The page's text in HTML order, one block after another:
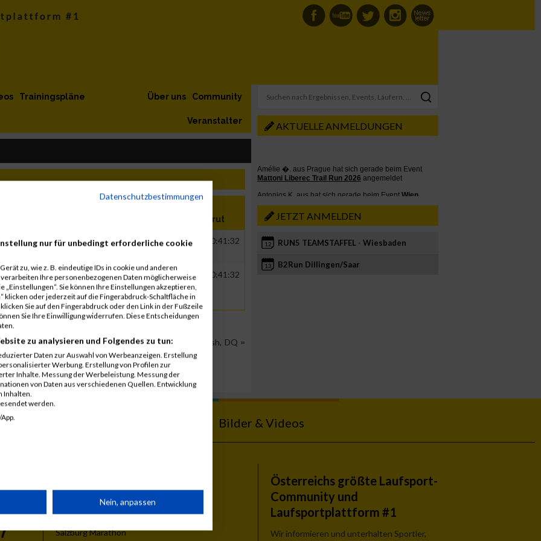
Trainingspläne Community
Über uns
Veranstalter
Brut
Richter + Frenzel Rheinland-Pfalz-
00:41:32 00:41:32
Richter + Frenzel Rheinland-Pfalz-
Saar GmbH
00:41:32 00:41:32
Position, DNS = Did not start, DNF = Did not finish, DQ =
AKTUELLE ANMELDUNGEN
JETZT ANMELDEN
12 RUN5 TEAMSTAFFEL - Wiesbaden
13 B2Run Dillingen/Saar
Bilder & Videos
Vienna City Marathon
Salzburg Marathon
Österreichs größte Laufsport-
Community und
Laufsportplattform #1
Wir informieren und unterhalten Sportler,
Datenschutzbestimmungen
nur für unbedingt erforderliche cookie
zu, wie z. B. eindeutige IDs in cookie und anderen
Ihre personenbezogenen Daten möglicherweise
Sie können Ihre Einstellungen akzeptieren,
klicken oder jederzeit auf die Fingerabdruck-Schaltfläche in
Sie auf den Fingerabdruck oder den Link in der Fußzeile
Sie Ihre Einwilligung widerrufen. Diese Entscheidungen
zu analysieren und Folgendes zu tun:
Daten zur Auswahl von Werbeanzeigen. Erstellung
Werbung. Erstellung von Profilen zur
Inhalte. Messung der Werbeleistung. Messung der
von Daten aus verschiedenen Quellen. Entwicklung
Inhalten.
werden.
Nein, anpassen